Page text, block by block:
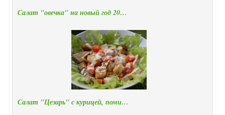
Салат "овечка" на новый год 20…
Салат "Цезарь" с курицей, поми…